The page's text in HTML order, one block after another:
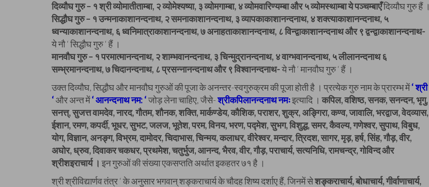
दिव्यौघ गुरु – १ श्री व्योमातीताम्बा, २ व्योमेश्यष्या, ३ व्योमगाम्बा, ४ व्योमवारिण्यम्बा और ५ व्योमस्थाम्बा ये पञ्चम्बाएँदिव्यौघ गुरु हैं ।
सिद्धौघ गुरु – १ उन्मनाकाशानन्दनाथ, २ समनाकाशानन्दनाथ, ३ व्यापकाकाशानन्दनाथ, ४ शक्त्याकाशानन्दनाथ, ५
ध्वन्याकाशानन्दनाथ, ६ ध्वनिमात्राकाशानन्दनाथ, ७ अनाहताकाशानन्दनाथ, ८ विन्द्वाकाशानन्दनाथ और ९ द्वन्द्वाकाशानन्दनाथ-
ये नौ ‘ सिद्धौघ गुरु ‘ हैं ।
मानवौघ गुरु – १ परमात्मानन्दनाथ, २ शाम्भवानन्दनाथ, ३ चिन्मुद्रानन्दनाथ, ४ वाग्भवानन्दनाथ, ५ लीलानन्दनाथ ६
सम्भ्रमानन्दनाथ, ७ चिदानन्दनाथ, ८ प्रसन्नानन्दनाथ और ९ विश्वानन्दनाथ-ये नौ ‘ मानवौघ गुरु ‘ हैं ।
उक्त दिव्यौघ, सिद्धौघ और मानवौघ गुरुओं की पूजा के अनन्तर-स्वगुरुक्रम की पूजा होती है । प्रत्येक गुरु नाम के प्रारम्भ में‘ श्री
‘और अन्त में‘ आनन्दनाथ नम: ‘जोड़ लेना चाहिए, जैसे-श्रीकपिलानन्दनाथ नमःइत्यादि । कपिल, वशिष्ठ, सनक, सनन्दन, भृगु,
सनत्त्, सुजत्त वामदेव, नारद, गौतम, शौनक, शक्ति, मार्कण्डेय, कौशिक, पराशर, शुक्र, अङ्गिरा, कण्व, जावालि, भरद्वाज, वेदव्यास,
ईशान, रमण, कपर्दी, भूधर, सुभट, जलज, भूतेश, परम, विनय, भरण, पद्मेश, सुभग, विशुद्ध, समर, कैवल्य, गणेश्वर, सुपाथ, विबुध,
योग, विज्ञान, अनङ्ग, विभ्रम, दामोदर, चिदाभास, चिन्मय, कलाधर, वीरेश्वर, मन्दार, त्रिदश, सागर, मृड़, हर्ष, सिंह, गौड़, वीर,
अघोर, ध्रुव, दिवाकर चकधर, प्रथमेश, चतुर्भुज, आनन्द, भैरव, वीर, गौड़, पराचार्य, सत्यनिधि, रामचन्द्र, गोविन्द और
श्रीशइराचार्य । इन गुरुओं की संख्या एकसप्तति अर्थात इकहतर ७१ है ।
श्री श्रीविद्यार्णव तंत्र ‘ के अनुसार भगवान् शङ्कराचार्य के चौदह शिष्य दर्शाए हैं, जिनमें सेशङ्कराचार्य, बोधाचार्य, गीर्वाणाचार्य,